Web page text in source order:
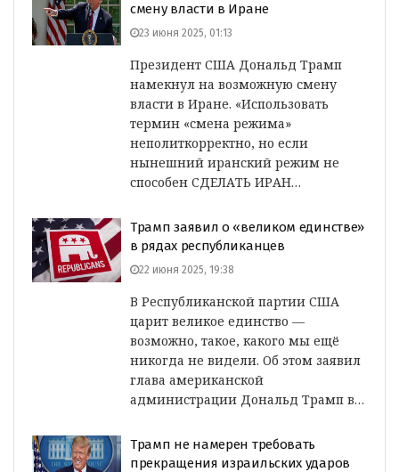
смену власти в Иране
23 июня 2025, 01:13
Президент США Дональд Трамп
намекнул на возможную смену
власти в Иране. «Использовать
термин «смена режима»
неполиткорректно, но если
нынешний иранский режим не
способен СДЕЛАТЬ ИРАН…
Трамп заявил о «великом единстве»
в рядах республиканцев
22 июня 2025, 19:38
В Республиканской партии США
царит великое единство —
возможно, такое, какого мы ещё
никогда не видели. Об этом заявил
глава американской
администрации Дональд Трамп в…
Трамп не намерен требовать
прекращения израильских ударов